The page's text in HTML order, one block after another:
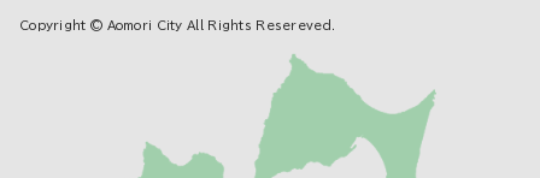
Copyright © Aomori City All Rights Resereved.